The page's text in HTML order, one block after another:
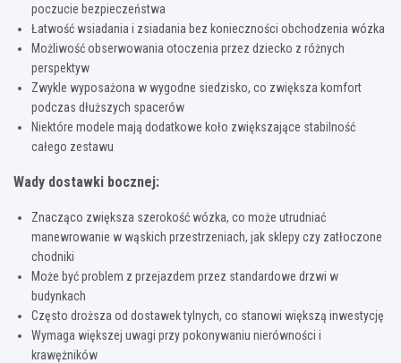
poczucie bezpieczeństwa
Łatwość wsiadania i zsiadania bez konieczności obchodzenia wózka
Możliwość obserwowania otoczenia przez dziecko z różnych
perspektyw
Zwykle wyposażona w wygodne siedzisko, co zwiększa komfort
podczas dłuższych spacerów
Niektóre modele mają dodatkowe koło zwiększające stabilność
całego zestawu
Wady dostawki bocznej:
Znacząco zwiększa szerokość wózka, co może utrudniać
manewrowanie w wąskich przestrzeniach, jak sklepy czy zatłoczone
chodniki
Może być problem z przejazdem przez standardowe drzwi w
budynkach
Często droższa od dostawek tylnych, co stanowi większą inwestycję
Wymaga większej uwagi przy pokonywaniu nierówności i
krawężników